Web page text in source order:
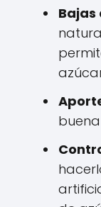
Bajas